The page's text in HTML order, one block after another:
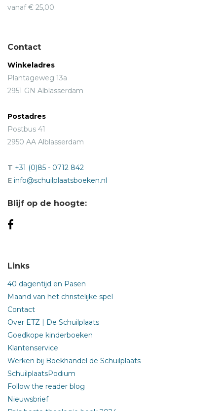
vanaf € 25,00.
Contact
Winkeladres
Plantageweg 13a
2951 GN Alblasserdam
Postadres
Postbus 41
2950 AA Alblasserdam
T +31 (0)85 - 0712 842
E info@schuilplaatsboeken.nl
Blijf op de hoogte:
Links
40 dagentijd en Pasen
Maand van het christelijke spel
Contact
Over ETZ | De Schuilplaats
Goedkope kinderboeken
Klantenservice
Werken bij Boekhandel de Schuilplaats
SchuilplaatsPodium
Follow the reader blog
Nieuwsbrief